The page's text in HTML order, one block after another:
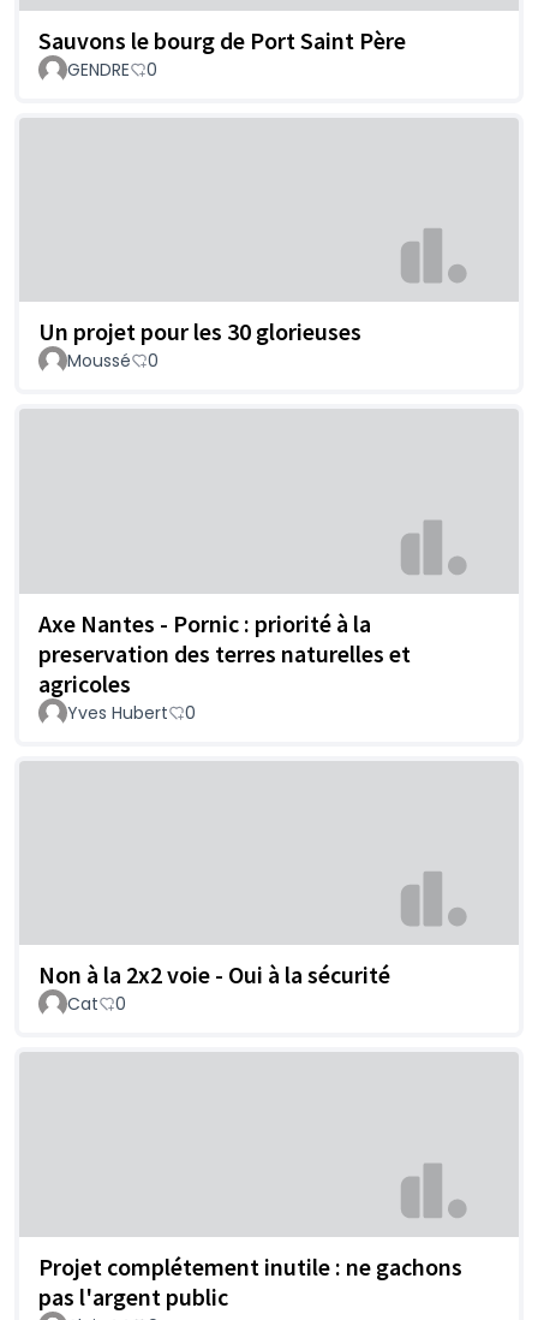
Sauvons le bourg de Port Saint Père
GENDRE 0
Un projet pour les 30 glorieuses
Moussé 0
Axe Nantes - Pornic : priorité à la
preservation des terres naturelles et
agricoles
Yves Hubert 0
Non à la 2x2 voie - Oui à la sécurité
Cat 0
Projet complétement inutile : ne gachons
pas l'argent public